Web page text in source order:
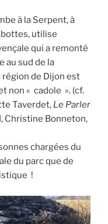
à la Serpent, à
utilise
qui a remonté
au sud de la
de Dijon est
non « cadole ». (cf.
Taverdet, Le Parler
Christine Bonneton,
chargées du
du parc que de
!